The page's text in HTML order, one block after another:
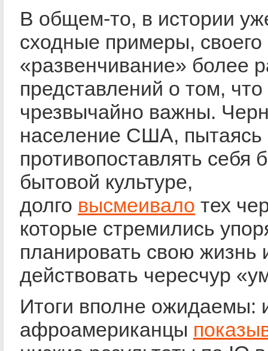
В общем-то, в истории
сходные примеры, своего
«развенчивание» более
представлений о том,
чрезвычайно важны.
население США, пытаясь
противопоставлять себя
бытовой культуре,
долго высмеивало тех
которые стремились
планировать свою жизнь
действовать чересчур
Итоги вполне ожидаемы:
афроамериканцы